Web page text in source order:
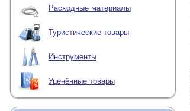
Расходные материалы
Туристические товары
Инструменты
Уценённые товары